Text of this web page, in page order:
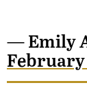
— Emily
February